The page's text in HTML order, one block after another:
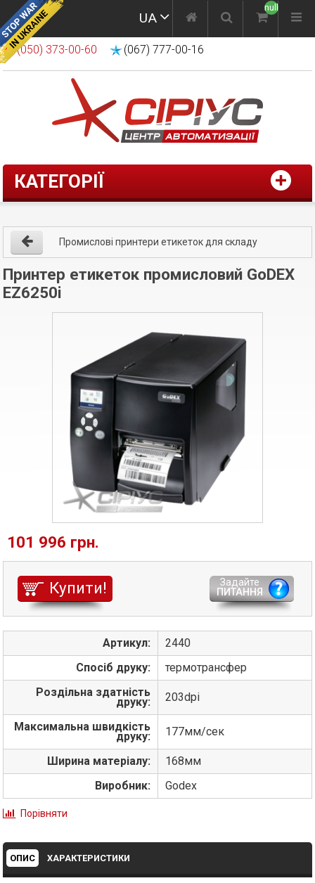
UA
null
(050) 373-00-60 (067) 777-00-16
КАТЕГОРІЇ
Промислові принтери етикеток для складу
Принтер етикеток промисловий GoDEX
EZ6250i
101 996 грн.
Купити!
Задайте
ПИТАННЯ
Артикул:
2440
Спосіб друку:
термотрансфер
Роздільна здатність
друку: 203dpi
Максимальна швидкість
друку: 177мм/сек
Ширина матеріалу:
168мм
Виробник:
Godex
Порівняти
ОПИС ХАРАКТЕРИСТИКИ